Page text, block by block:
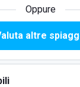
Oppure
altre